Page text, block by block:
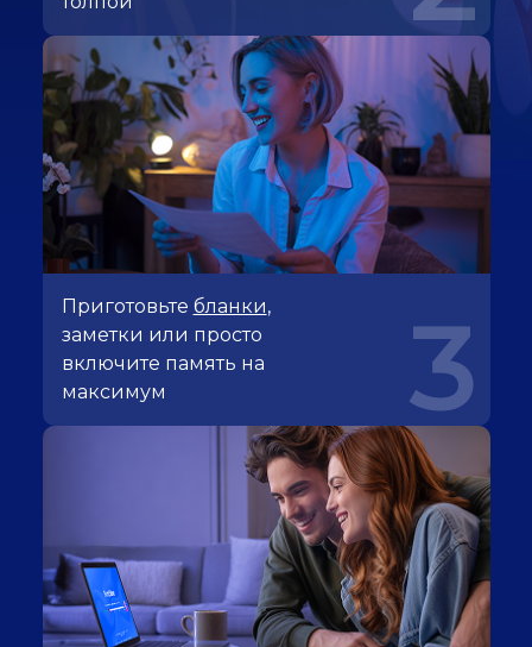
Приготовьте бланки,
заметки или просто
включите память на
максимум
3